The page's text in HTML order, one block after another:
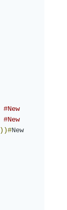
#New
#New
))#New